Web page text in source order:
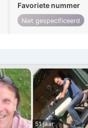
Favoriete nummer
Niet gespecificeerd
51 jaar